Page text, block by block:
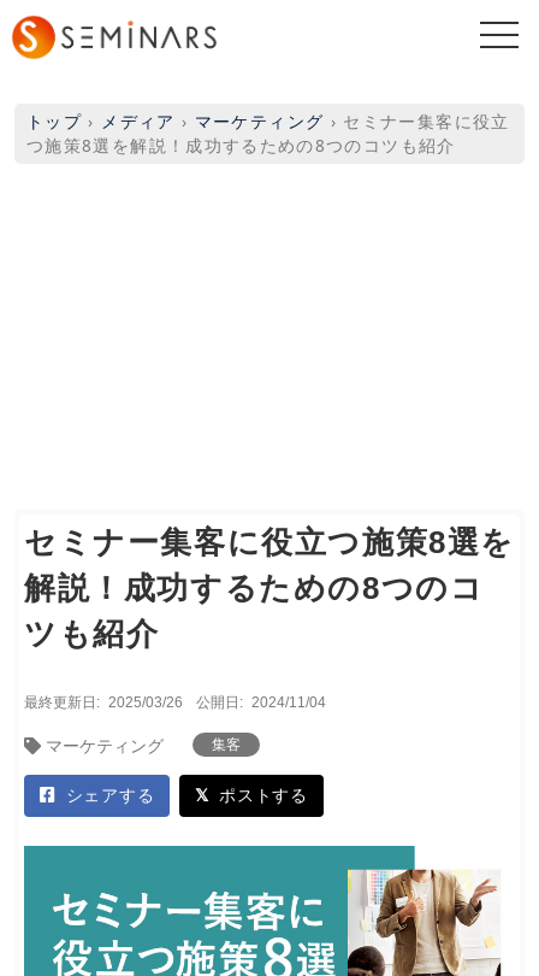
トップ › メディア › マーケティング › セミナー集客に役立
つ施策8選を解説！成功するための8つのコツも紹介
セミナー集客に役立つ施策8選を
解説！成功するための8つのコ
ツも紹介
最終更新日: 2025/03/26 公開日: 2024/11/04
マーケティング 集客
シェアする ポストする